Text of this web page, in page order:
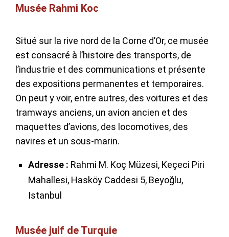
Musée Rahmi Koc
Situé sur la rive nord de la Corne d’Or, ce musée
est consacré à l’histoire des transports, de
l’industrie et des communications et présente
des expositions permanentes et temporaires.
On peut y voir, entre autres, des voitures et des
tramways anciens, un avion ancien et des
maquettes d’avions, des locomotives, des
navires et un sous-marin.
Adresse : Rahmi M. Koç Müzesi, Keçeci Piri
Mahallesi, Hasköy Caddesi 5, Beyoğlu,
Istanbul
Musée juif de Turquie